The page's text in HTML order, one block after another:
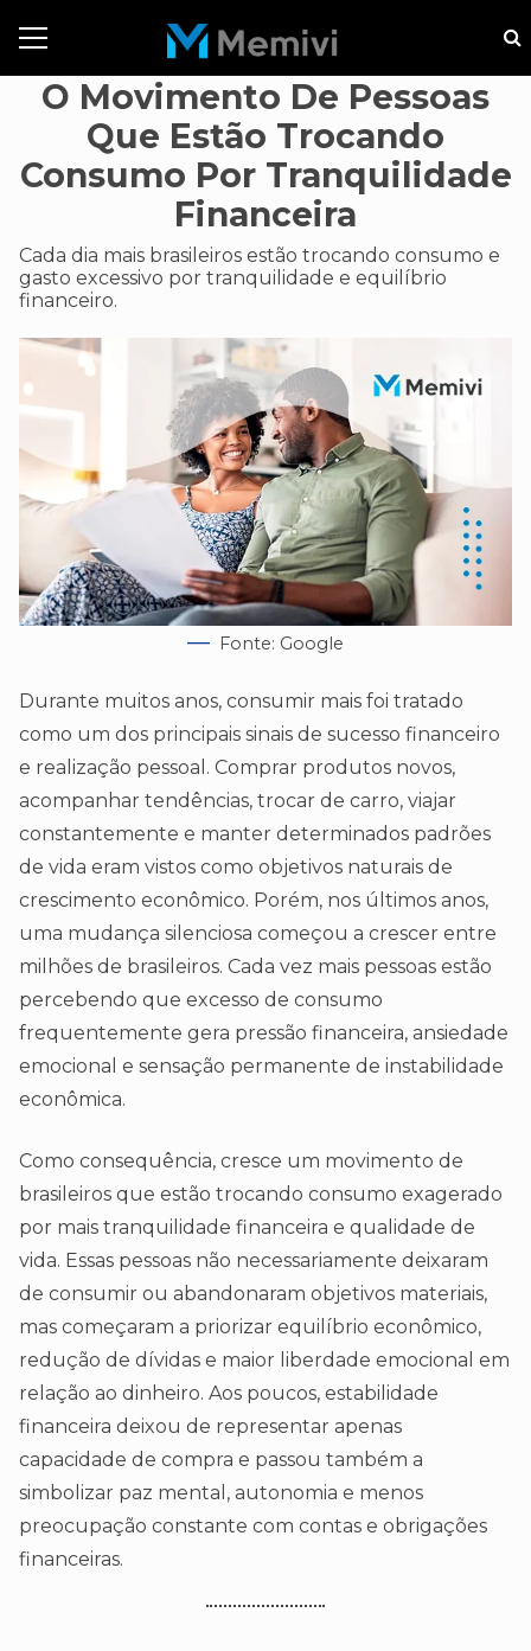
O Movimento De Pessoas
Que Estão Trocando
Consumo Por Tranquilidade
Financeira
Cada dia mais brasileiros estão trocando consumo e
gasto excessivo por tranquilidade e equilíbrio
financeiro.
Fonte: Google
Durante muitos anos, consumir mais foi tratado
como um dos principais sinais de sucesso financeiro
e realização pessoal. Comprar produtos novos,
acompanhar tendências, trocar de carro, viajar
constantemente e manter determinados padrões
de vida eram vistos como objetivos naturais de
crescimento econômico. Porém, nos últimos anos,
uma mudança silenciosa começou a crescer entre
milhões de brasileiros. Cada vez mais pessoas estão
percebendo que excesso de consumo
frequentemente gera pressão financeira, ansiedade
emocional e sensação permanente de instabilidade
econômica.
Como consequência, cresce um movimento de
brasileiros que estão trocando consumo exagerado
por mais tranquilidade financeira e qualidade de
vida. Essas pessoas não necessariamente deixaram
de consumir ou abandonaram objetivos materiais,
mas começaram a priorizar equilíbrio econômico,
redução de dívidas e maior liberdade emocional em
relação ao dinheiro. Aos poucos, estabilidade
financeira deixou de representar apenas
capacidade de compra e passou também a
simbolizar paz mental, autonomia e menos
preocupação constante com contas e obrigações
financeiras.